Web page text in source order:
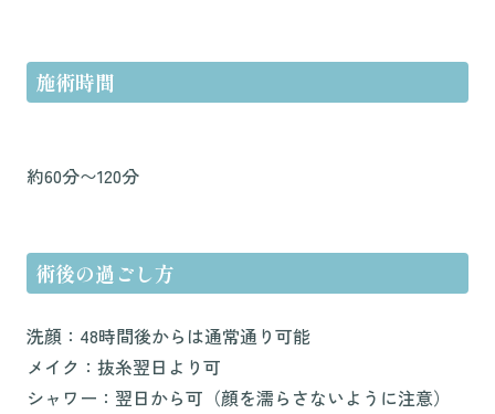
施術時間
約60分〜120分
術後の過ごし方
洗顔：48時間後からは通常通り可能
メイク：抜糸翌日より可
シャワー：翌日から可（顔を濡らさないように注意）